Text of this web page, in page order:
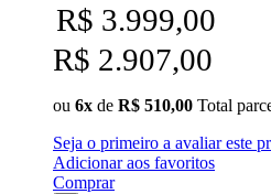
R$ 3.999,00
R$ 2.907,00
ou 6x de R$ 510,00 Total
Seja o primeiro a avaliar este
Adicionar aos favoritos
Comprar